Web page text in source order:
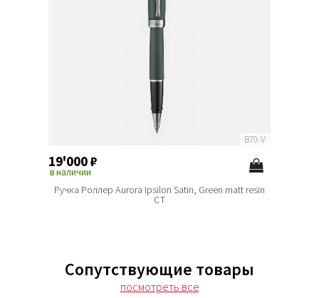
B70-V
19'000₽
в наличии
Ручка Роллер Aurora Ipsilon Satin, Green matt resin
CT
Сопутствующие товары
посмотреть все